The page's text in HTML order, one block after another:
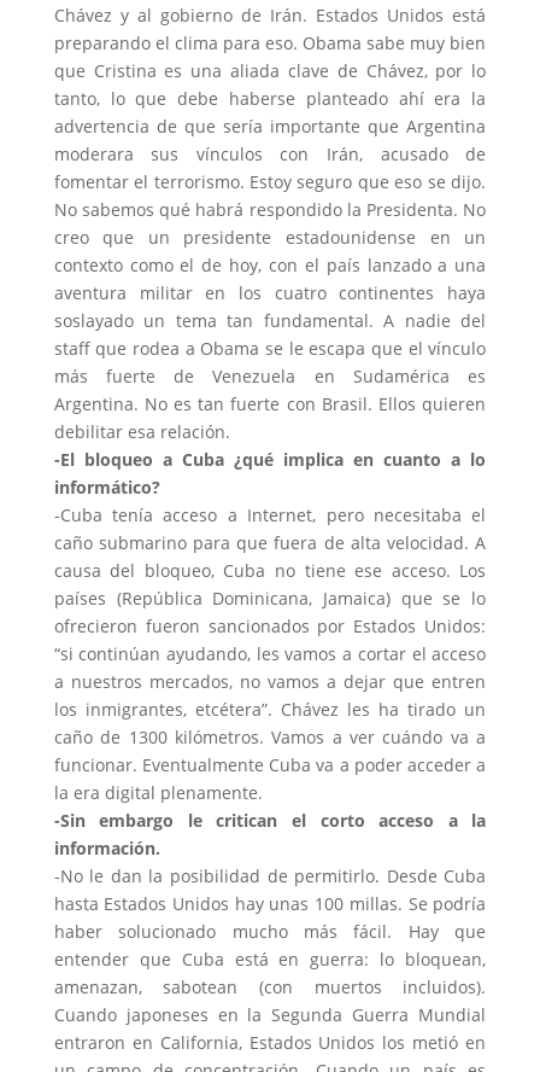
Chávez y al gobierno de Irán. Estados Unidos está
preparando el clima para eso. Obama sabe muy bien
que Cristina es una aliada clave de Chávez, por lo
tanto, lo que debe haberse planteado ahí era la
advertencia de que sería importante que Argentina
moderara sus vínculos con Irán, acusado de
fomentar el terrorismo. Estoy seguro que eso se dijo.
No sabemos qué habrá respondido la Presidenta. No
creo que un presidente estadounidense en un
contexto como el de hoy, con el país lanzado a una
aventura militar en los cuatro continentes haya
soslayado un tema tan fundamental. A nadie del
staff que rodea a Obama se le escapa que el vínculo
más fuerte de Venezuela en Sudamérica es
Argentina. No es tan fuerte con Brasil. Ellos quieren
debilitar esa relación.
-El bloqueo a Cuba ¿qué implica en cuanto a lo
informático?
-Cuba tenía acceso a Internet, pero necesitaba el
caño submarino para que fuera de alta velocidad. A
causa del bloqueo, Cuba no tiene ese acceso. Los
países (República Dominicana, Jamaica) que se lo
ofrecieron fueron sancionados por Estados Unidos:
“si continúan ayudando, les vamos a cortar el acceso
a nuestros mercados, no vamos a dejar que entren
los inmigrantes, etcétera”. Chávez les ha tirado un
caño de 1300 kilómetros. Vamos a ver cuándo va a
funcionar. Eventualmente Cuba va a poder acceder a
la era digital plenamente.
-Sin embargo le critican el corto acceso a la
información.
-No le dan la posibilidad de permitirlo. Desde Cuba
hasta Estados Unidos hay unas 100 millas. Se podría
haber solucionado mucho más fácil. Hay que
entender que Cuba está en guerra: lo bloquean,
amenazan, sabotean (con muertos incluidos).
Cuando japoneses en la Segunda Guerra Mundial
entraron en California, Estados Unidos los metió en